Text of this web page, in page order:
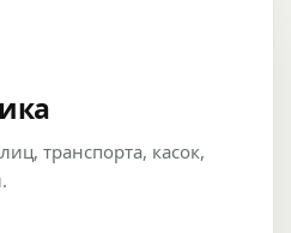
транспорта, касок,